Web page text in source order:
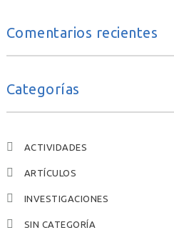
Comentarios recientes
Categorías
ACTIVIDADES
ARTÍCULOS
INVESTIGACIONES
SIN CATEGORÍA